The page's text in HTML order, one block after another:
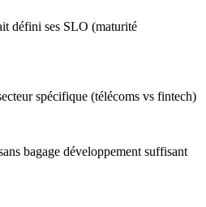
défini ses SLO (maturité
spécifique (télécoms vs fintech)
bagage développement suffisant